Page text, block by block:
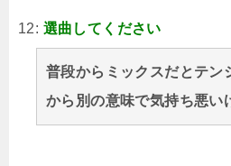
12: 選曲してください
普段からミックスだとテン
から別の意味で気持ち悪い